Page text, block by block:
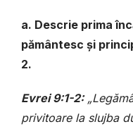
a. Descrie prima
pământesc și
2.
Evrei 9:1-2:
privitoare la slujba